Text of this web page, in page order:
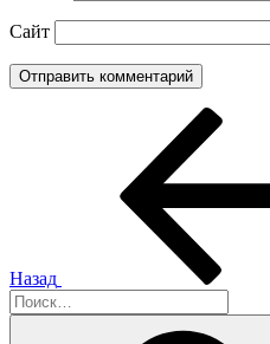
Сайт
Назад
Искать: